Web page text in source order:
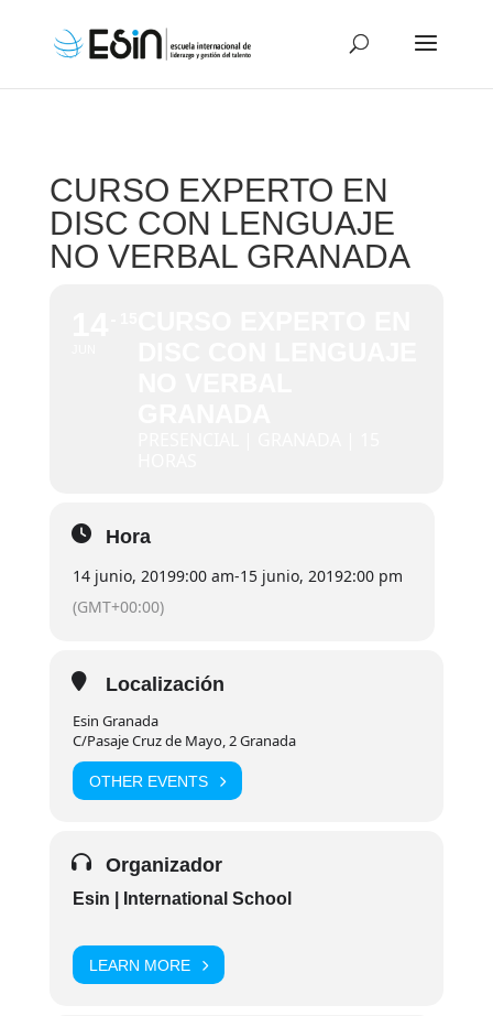
CURSO EXPERTO EN
DISC CON LENGUAJE
NO VERBAL GRANADA
Hora
14 junio, 20199:00 am-15 junio, 20192:00 pm
(GMT+00:00)
Localización
Esin Granada
C/Pasaje Cruz de Mayo, 2 Granada
OTHER EVENTS
Organizador
Esin | International School
LEARN MORE